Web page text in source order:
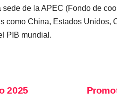
de la APEC (Fondo de
como China, Estados Unidos,
PIB mundial.
2025